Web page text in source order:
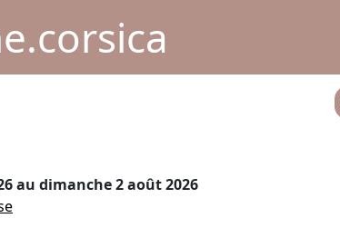
au dimanche 2 août 2026